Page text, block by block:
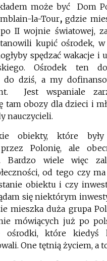
może być Dom
la-Tour,gdzie
II wojnie światowej,
kupić ośrodek,
spędzać wakacje i
Ośrodek ten
do dziś, a my
Jest wspaniale
tam obozy dla dzieci i
nauczycieli.
obiekty, które były
przez Polonię, ale
Bardzo wiele więc
od tego czy ma
obiektu i czy
się niektórym
mieszka duża grupa
mówiących już po
ośrodki, które
One tętnią życiem, a